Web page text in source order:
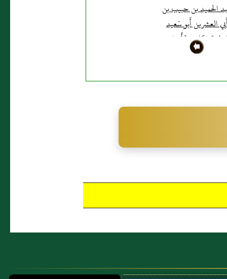
الحميد بن حبيب بن
العشرين أَبو سَعيد
كاتب الأَوزاعي